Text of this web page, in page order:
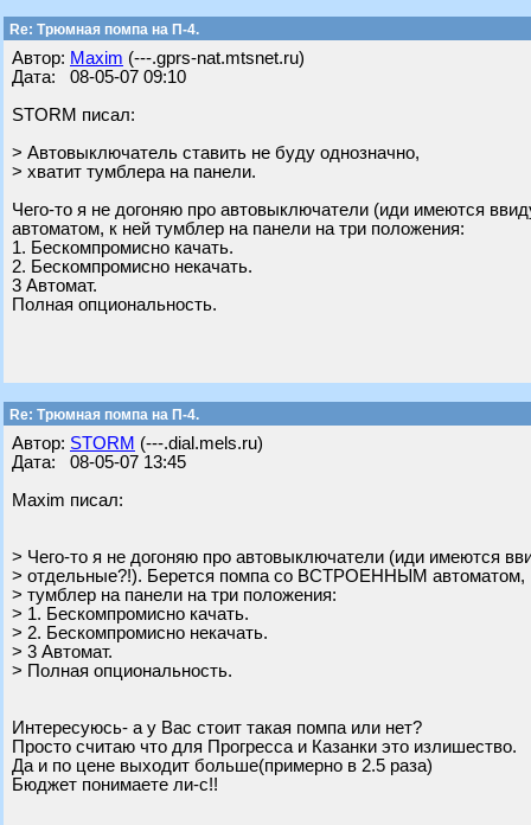
Re: Трюмная помпа на П-4.
Автор: Maxim (---.gprs-nat.mtsnet.ru)
Дата: 08-05-07 09:10
STORM писал:
> Автовыключатель ставить не буду однозначно,
> хватит тумблера на панели.
Чего-то я не догоняю про автовыключатели (иди имеются
автоматом, к ней тумблер на панели на три положения:
1. Бескомпромисно качать.
2. Бескомпромисно некачать.
3 Автомат.
Полная опциональность.
Re: Трюмная помпа на П-4.
Автор: STORM (---.dial.mels.ru)
Дата: 08-05-07 13:45
Maxim писал:
> Чего-то я не догоняю про автовыключатели (иди имеются
> отдельные?!). Берется помпа со ВСТРОЕННЫМ автоматом,
> тумблер на панели на три положения:
> 1. Бескомпромисно качать.
> 2. Бескомпромисно некачать.
> 3 Автомат.
> Полная опциональность.
Интересуюсь- а у Вас стоит такая помпа или нет?
Просто считаю что для Прогресса и Казанки это излишество.
Да и по цене выходит больше(примерно в 2.5 раза)
Бюджет понимаете ли-с!!